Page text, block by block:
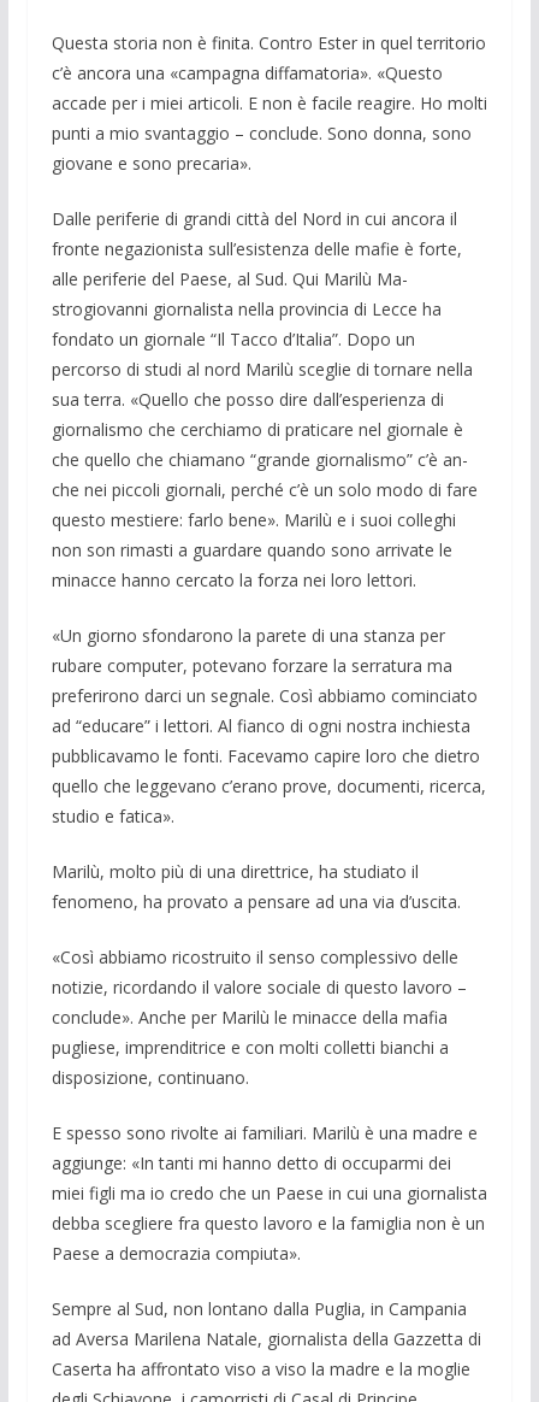
Questa storia non è finita. Contro Ester in quel territorio
c’è ancora una «campa­gna diffamatoria». «Questo
accade per i miei articoli. E non è facile reagire. Ho molti
punti a mio svantaggio – conclude. Sono donna, sono
giovane e sono preca­ria».
Dalle periferie di grandi città del Nord in cui ancora il
fronte negazionista sull’esistenza delle mafie è forte,
alle pe­riferie del Paese, al Sud. Qui Marilù Ma­
strogiovanni giornalista nella provincia di Lecce ha
fondato un giornale “Il Tac­co d’Italia”. Dopo un
percorso di studi al nord Marilù sceglie di tornare nella
sua terra. «Quello che posso dire dall’espe­rienza di
giornalismo che cerchiamo di praticare nel giornale è
che quello che chiamano “grande giornalismo” c’è an­
che nei piccoli giornali, perché c’è un solo modo di fare
questo mestiere: farlo bene». Marilù e i suoi colleghi
non son rimasti a guardare quando sono arrivate le
minacce hanno cercato la forza nei loro lettori.
«Un giorno sfondarono la parete di una stanza per
rubare computer, potevano forzare la serratura ma
preferirono darci un segnale. Così abbiamo cominciato
ad “educare” i lettori. Al fianco di ogni no­stra inchiesta
pubblicavamo le fonti. Fa­cevamo capire loro che dietro
quello che leggevano c’erano prove, documenti, ri­cerca,
studio e fatica».
Marilù, molto più di una direttrice, ha studiato il
fenomeno, ha provato a pensa­re ad una via d’uscita.
«Così abbiamo ricostruito il senso complessivo delle
notizie, ricordando il valore sociale di questo lavoro –
conclu­de». Anche per Marilù le minacce della mafia
pugliese, imprenditrice e con molti colletti bianchi a
disposizione, continua­no.
E spesso sono rivolte ai familiari. Ma­rilù è una madre e
aggiunge: «In tanti mi hanno detto di occuparmi dei
miei figli ma io credo che un Paese in cui una gior­nalista
debba scegliere fra questo lavoro e la famiglia non è un
Paese a democra­zia compiuta».
Sempre al Sud, non lontano dalla Pu­glia, in Campania
ad Aversa Marilena Natale, giornalista della Gazzetta di
Ca­serta ha affrontato viso a viso la madre e la moglie